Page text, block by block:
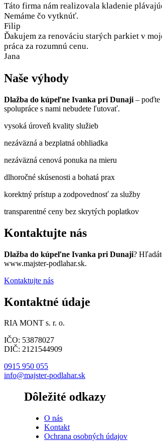
Táto firma nám realizovala kladenie
Nemáme čo vytknúť.
Filip
Ďakujem za renováciu starých parkiet v
práca za rozumnú cenu.
Jana
Naše výhody
Dlažba do kúpeľne Ivanka pri Dunaji – poďte
spolupráce s nami nebudete ľutovať.
vysoká úroveň kvality služieb
nezáväzná a bezplatná obhliadka
nezáväzná cenová ponuka na mieru
dlhoročné skúsenosti a bohatá prax
korektný prístup a zodpovednosť za služby
transparentné ceny bez skrytých poplatkov
Kontaktujte nás
Dlažba do kúpeľne Ivanka pri Dunaji?
www.majster-podlahar.sk.
Kontaktujte nás
Kontaktné údaje
RIA MONT s. r. o.
IČO: 53878027
DIČ: 2121544909
0915 950 055
info@majster-podlahar.sk
Dôležité odkazy
O nás
Kontakt
Ochrana osobných údajov